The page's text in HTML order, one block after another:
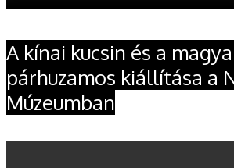
A kínai kucsin és a
párhuzamos kiállítása a
Múzeumban